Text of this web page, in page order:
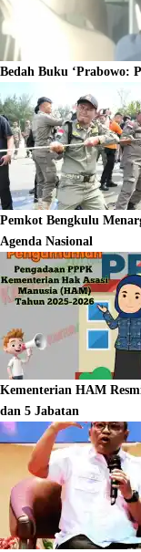
Bedah Buku ‘Prabowo:
Pemkot Bengkulu
Agenda Nasional
Kementerian HAM
dan 5 Jabatan